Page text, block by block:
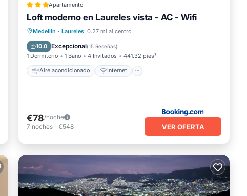
Apartamento
Loft moderno en Laureles vista - AC - Wifi
Medellin · Laureles 0.27 mi al centro
10.0 Excepcional(15 Reseñas)
1 Dormitorio 1 Baño 4 Invitados 441.32 pies²
Aire acondicionado Internet
Aire acondicionado
Se admiten mascotas
€78/noche
7 noches - €548 VER OFERTA